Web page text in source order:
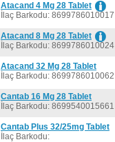
Atacand 4 Mg 28 Tablet
İlaç Barkodu: 8699786010017
Atacand 8 Mg 28 Tablet
İlaç Barkodu: 8699786010024
Atacand 32 Mg 28 Tablet
İlaç Barkodu: 8699786010062
Cantab 16 Mg 28 Tablet
İlaç Barkodu: 8699540015661
Cantab Plus 32/25mg Tablet
İlaç Barkodu: